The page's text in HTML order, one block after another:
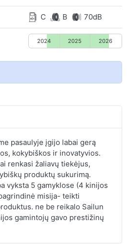
C B 70dB
2024 2025 2026
pasaulyje įgijo labai gerą
kokybiškos ir inovatyvios.
renkasi žaliavų tiekėjus,
produktų sukurimą.
vyksta 5 gamyklose (4 kinijos
misija- teikti
ne be reikalo Sailun
gamintojų gavo prestižinų